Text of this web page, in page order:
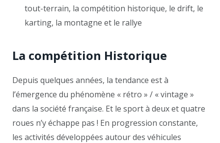
tout-terrain, la compétition historique, le drift, le
karting, la montagne et le rallye
La compétition Historique
Depuis quelques années, la tendance est à
l’émergence du phénomène « rétro » / « vintage »
dans la société française. Et le sport à deux et quatre
roues n’y échappe pas ! En progression constante,
les activités développées autour des véhicules